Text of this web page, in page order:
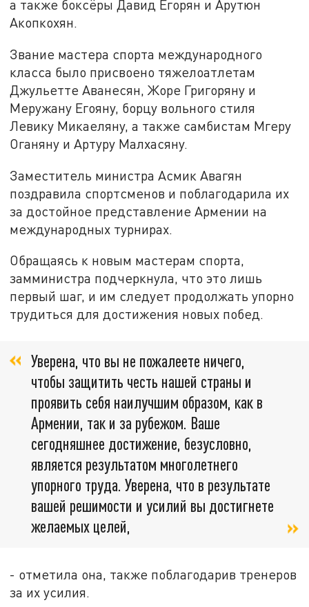
а также боксёры Давид Егорян и Арутюн
Акопкохян.
Звание мастера спорта международного
класса было присвоено тяжелоатлетам
Джульетте Аванесян, Жоре Григоряну и
Меружану Егояну, борцу вольного стиля
Левику Микаеляну, а также самбистам Мгеру
Оганяну и Артуру Малхасяну.
Заместитель министра Асмик Авагян
поздравила спортсменов и поблагодарила их
за достойное представление Армении на
международных турнирах.
Обращаясь к новым мастерам спорта,
замминистра подчеркнула, что это лишь
первый шаг, и им следует продолжать упорно
трудиться для достижения новых побед.
Уверена, что вы не пожалеете ничего,
чтобы защитить честь нашей страны и
проявить себя наилучшим образом, как в
Армении, так и за рубежом. Ваше
сегодняшнее достижение, безусловно,
является результатом многолетнего
упорного труда. Уверена, что в результате
вашей решимости и усилий вы достигнете
желаемых целей,
- отметила она, также поблагодарив тренеров
за их усилия.